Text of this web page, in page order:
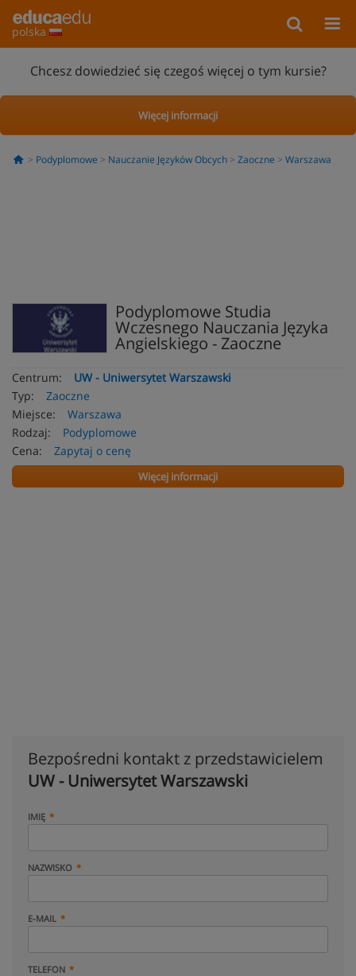
polska
Chcesz dowiedzieć się czegoś więcej o tym kursie?
Więcej informacji
Podyplomowe Nauczanie Języków Obcych Zaoczne Warszawa
Podyplomowe Studia
Wczesnego Nauczania Języka
Angielskiego - Zaoczne
Centrum:
UW - Uniwersytet Warszawski
Typ:
Zaoczne
Miejsce:
Warszawa
Rodzaj:
Podyplomowe
Cena:
Zapytaj o cenę
Więcej informacji
Bezpośredni kontakt z przedstawicielem
UW - Uniwersytet Warszawski
IMIĘ
NAZWISKO
E-MAIL
TELEFON